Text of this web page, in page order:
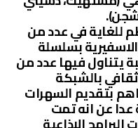
للغاية في عدد من
بسلسلة
يتناول فيها عدد من
بالشبكة
بتقديم السهرات
عدا عن انه تمت